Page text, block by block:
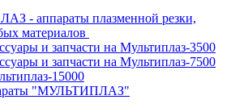
- аппараты плазменной резки,
материалов
и запчасти на Мультиплаз-3500
и запчасти на Мультиплаз-7500
15000
"МУЛЬТИПЛАЗ"